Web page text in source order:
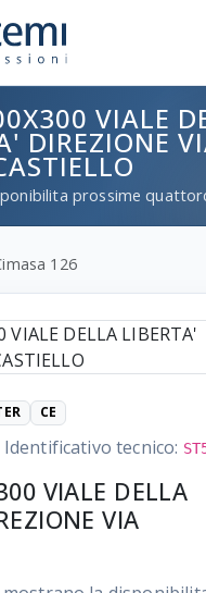
VIALE
DIREZIONE
prossime
126
CE
Identificativo tecnico:
VIALE DELLA
VIA